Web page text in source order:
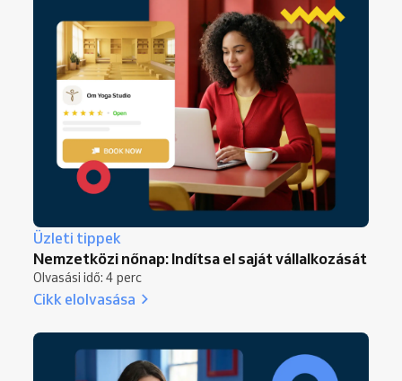
Üzleti tippek
Nemzetközi nőnap: Indítsa el saját vállalkozását
Olvasási idő: 4 perc
Cikk elolvasása